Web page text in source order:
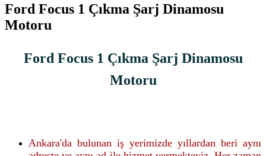
Ford Focus 1 Çıkma Şarj Dinamosu
Motoru
Ford Focus 1 Çıkma Şarj Dinamosu
Motoru
Ankara'da bulunan iş yerimizde yıllardan beri aynı